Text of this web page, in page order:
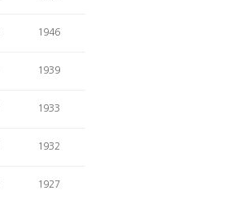
1946
1939
1933
1932
1927